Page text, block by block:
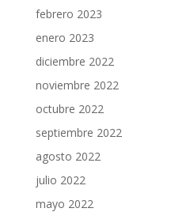
febrero 2023
enero 2023
diciembre 2022
noviembre 2022
octubre 2022
septiembre 2022
agosto 2022
julio 2022
mayo 2022